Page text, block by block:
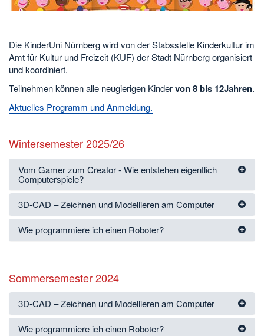
Die KinderUni Nürnberg wird von der Stabsstelle Kinderkultur im
Amt für Kultur und Freizeit (KUF) der Stadt Nürnberg organisiert
und koordiniert.
Teilnehmen können alle neugierigen Kindervon 8 bis 12Jahren.
Aktuelles Programm und Anmeldung.
Wintersemester 2025/26
Vom Gamer zum Creator - Wie entstehen eigentlich
Computerspiele?
3D-CAD ‒ Zeichnen und Modellieren am Computer
Wie programmiere ich einen Roboter?
Sommersemester 2024
3D-CAD ‒ Zeichnen und Modellieren am Computer
Wie programmiere ich einen Roboter?